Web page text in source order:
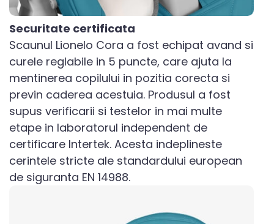
Securitate certificata
Scaunul Lionelo Cora a fost echipat avand si
curele reglabile in 5 puncte, care ajuta la
mentinerea copilului in pozitia corecta si
previn caderea acestuia. Produsul a fost
supus verificarii si testelor in mai multe
etape in laboratorul independent de
certificare Intertek. Acesta indeplineste
cerintele stricte ale standardului european
de siguranta EN 14988.